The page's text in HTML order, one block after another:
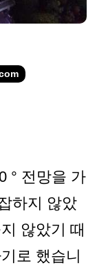
° 전망을 가
하지 않았
않았기 때
로 했습니